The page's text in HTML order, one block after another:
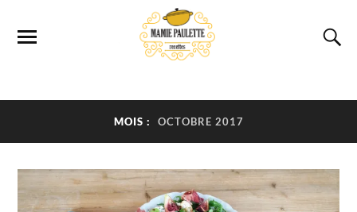
MOIS : OCTOBRE 2017